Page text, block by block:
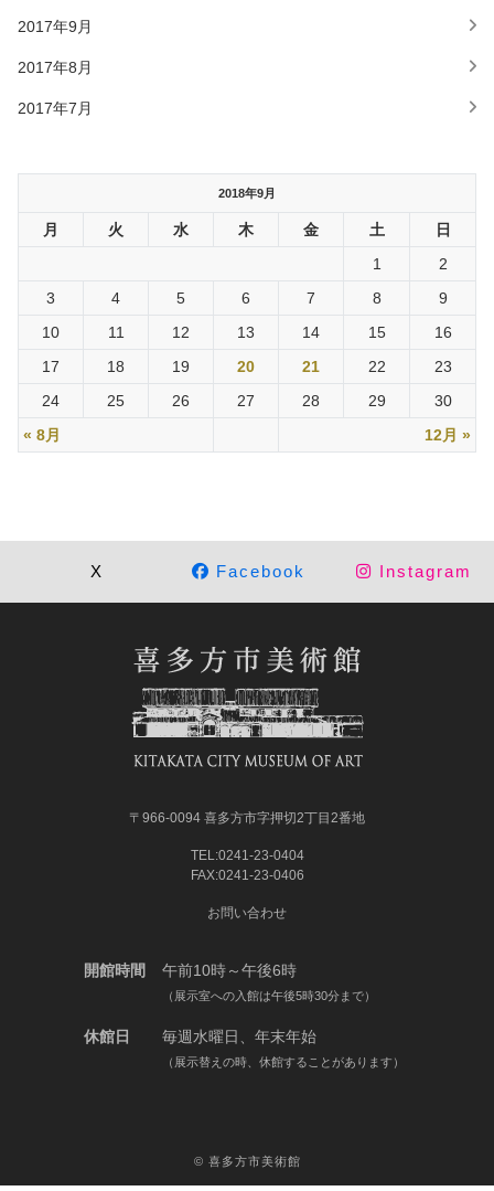
2017年9月
2017年8月
2017年7月
2018年9月
月 火 水 木 金 土 日
« 8月 12月 »
1
2
3
4 5 6 7 8
9
10
11 12 13 14 15
16
17
18 19 20 21 22
23
24
25 26 27 28 29 30
X Facebook Instagram
〒966-0094 喜多方市字押切2丁目2番地
TEL:0241-23-0404
FAX:0241-23-0406
お問い合わせ
開館時間 午前10時～午後6時
（展示室への入館は午後5時30分まで）
休館日 毎週水曜日、年末年始
（展示替えの時、休館することがあります）
© 喜多方市美術館